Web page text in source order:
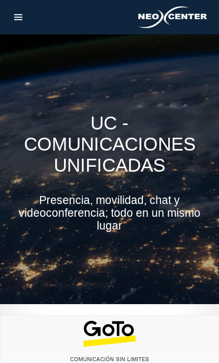
UC -
COMUNICACIONES
UNIFICADAS
Presencia, movilidad, chat y
videoconferencia; todo en un mismo
lugar
COMUNICACIÓN SIN LIMITES